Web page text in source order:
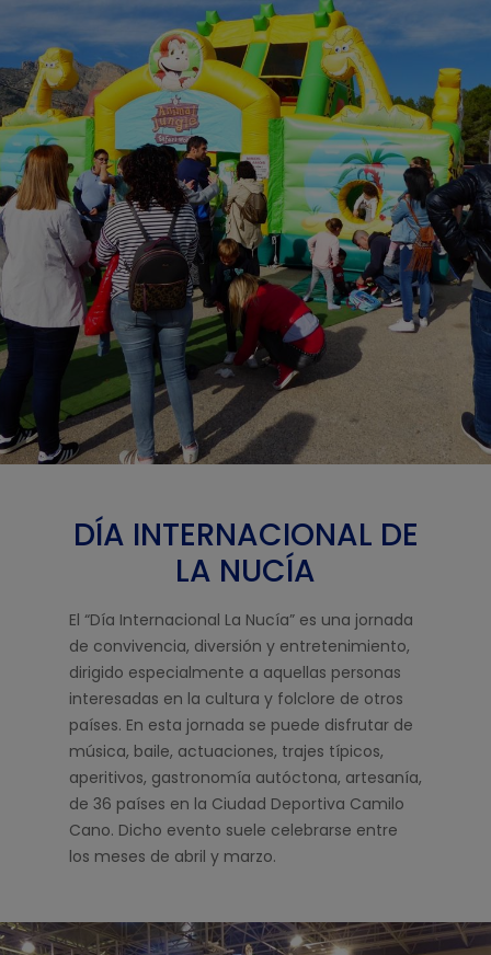
DÍA INTERNACIONAL DE
LA NUCÍA
El “Día Internacional La Nucía” es una jornada
de convivencia, diversión y entretenimiento,
dirigido especialmente a aquellas personas
interesadas en la cultura y folclore de otros
países. En esta jornada se puede disfrutar de
música, baile, actuaciones, trajes típicos,
aperitivos, gastronomía autóctona, artesanía,
de 36 países en la Ciudad Deportiva Camilo
Cano. Dicho evento suele celebrarse entre
los meses de abril y marzo.